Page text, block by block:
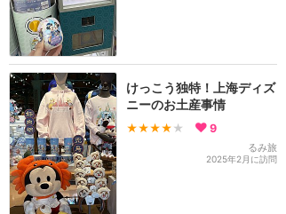
けっこう独特！上海ディズ
ニーのお土産事情
★★★★ ★ 9
るみ旅
2025年2月に訪問